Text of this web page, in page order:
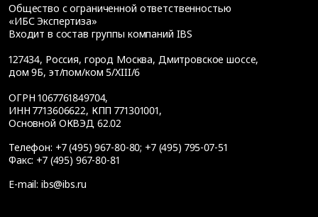
Общество с ограниченной ответственностью
«ИБС Экспертиза»
Входит в состав группы компаний IBS
127434, Россия, город Москва, Дмитровское шоссе,
дом 9Б, эт/пом/ком 5/XIII/6
ОГРН 1067761849704,
ИНН 7713606622, КПП 771301001,
Основной ОКВЭД 62.02
Телефон: +7 (495) 967-80-80; +7 (495) 795-07-51
Факс: +7 (495) 967-80-81
E-mail: ibs@ibs.ru